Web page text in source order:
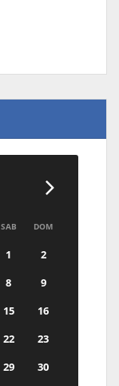
SAB DOM
1
2
8
9
15
16
22
23
29
30